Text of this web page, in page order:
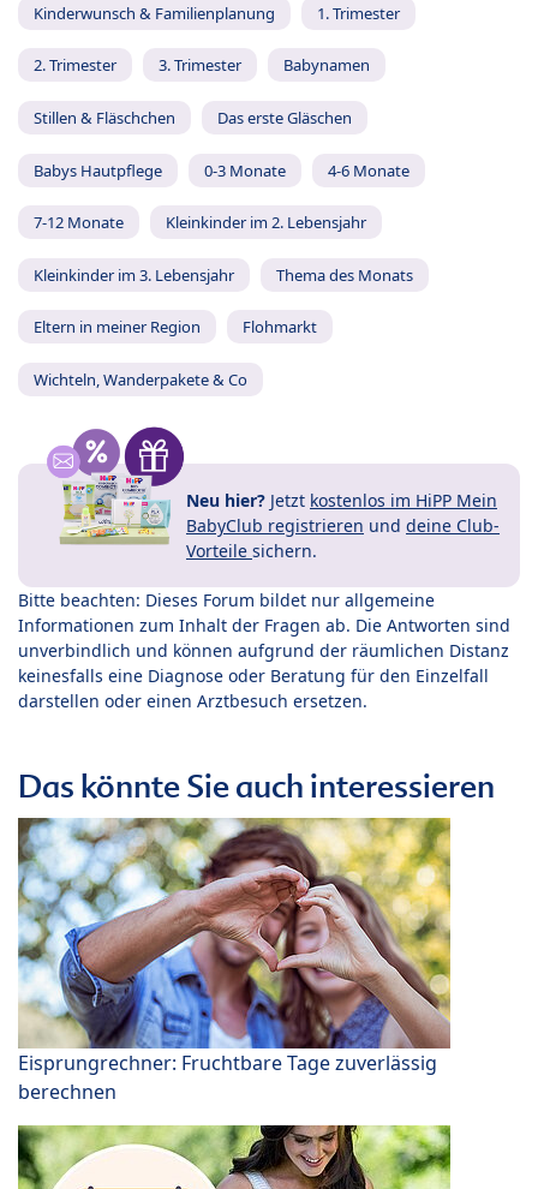
Kinderwunsch & Familienplanung 1. Trimester
2. Trimester 3. Trimester Babynamen
Stillen & Fläschchen Das erste Gläschen
Babys Hautpflege 0-3 Monate 4-6 Monate
7-12 Monate Kleinkinder im 2. Lebensjahr
Kleinkinder im 3. Lebensjahr Thema des Monats
Eltern in meiner Region Flohmarkt
Wichteln, Wanderpakete & Co
Neu hier? Jetzt kostenlos im HiPP Mein
BabyClub registrieren und deine Club-
Vorteile sichern.
Bitte beachten: Dieses Forum bildet nur allgemeine
Informationen zum Inhalt der Fragen ab. Die Antworten sind
unverbindlich und können aufgrund der räumlichen Distanz
keinesfalls eine Diagnose oder Beratung für den Einzelfall
darstellen oder einen Arztbesuch ersetzen.
Das könnte Sie auch interessieren
Eisprungrechner: Fruchtbare Tage zuverlässig
berechnen